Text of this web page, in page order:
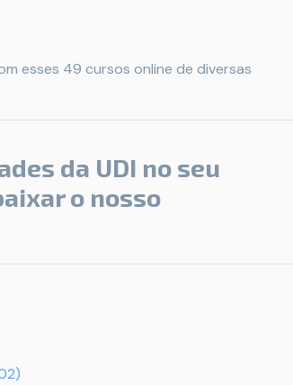
esses 49 cursos online de diversas
da UDI no seu
o nosso